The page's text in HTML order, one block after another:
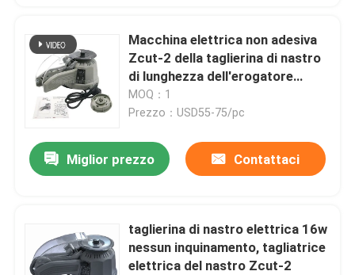
Macchina elettrica non adesiva
Zcut-2 della taglierina di nastro
di lunghezza dell'erogatore
60mm del nastro
MOQ：1
Prezzo：USD55-75/pc
Miglior prezzo Contattaci
taglierina di nastro elettrica 16w
nessun inquinamento, tagliatrice
elettrica del nastro Zcut-2